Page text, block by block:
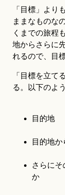
「目標」より
ままなものな
くまでの旅程
地からさらに
れるので、目
「目標を立て
る。以下のよ
目的地
目的地
さらに
か